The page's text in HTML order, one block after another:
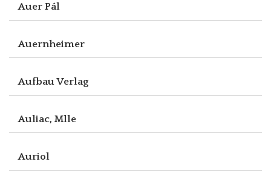
Auer Pál
Auernheimer
Aufbau Verlag
Auliac, Mlle
Auriol